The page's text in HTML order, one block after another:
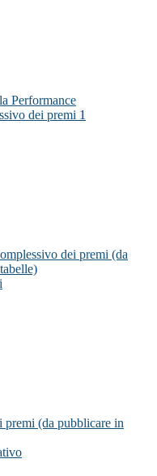
Performance
dei premi 1
dei premi (da
premi (da pubblicare in